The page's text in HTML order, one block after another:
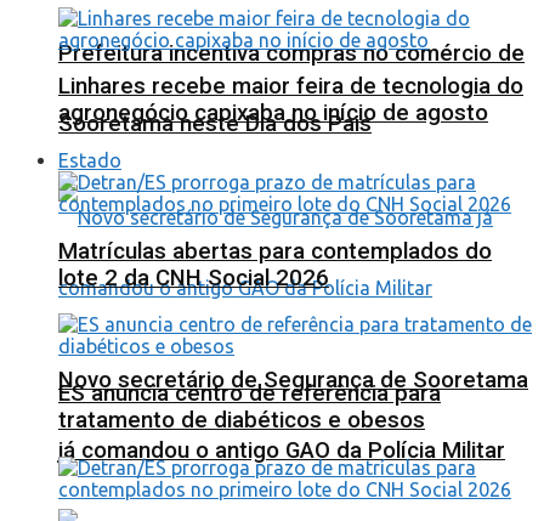
Prefeitura incentiva compras no comércio de
Sooretama neste Dia dos Pais
Novo secretário de Segurança de Sooretama
já comandou o antigo GAO da Polícia Militar
Linhares recebe maior feira de tecnologia do
agronegócio capixaba no início de agosto
Estado
Matrículas abertas para contemplados do
lote 2 da CNH Social 2026
ES anuncia centro de referência para
tratamento de diabéticos e obesos